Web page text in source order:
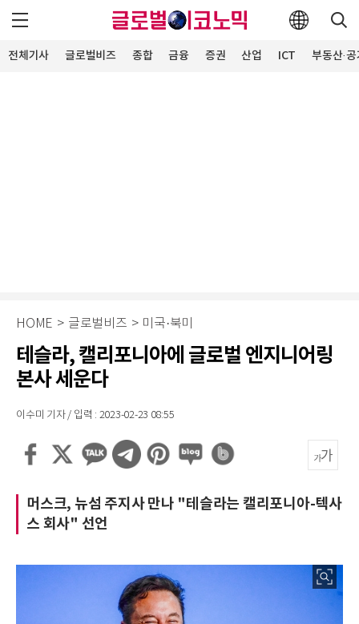
전체기사 글로벌비즈 종합 금융 증권 산업 ICT 부동산·
HOME > 글로벌비즈 > 미국·북미
테슬라, 캘리포니아에 글로벌 엔지니어링
본사 세운다
이수미 기자 / 입력 : 2023-02-23 08:55
머스크, 뉴섬 주지사 만나 "테슬라는 캘리포니아-텍사
스 회사" 선언